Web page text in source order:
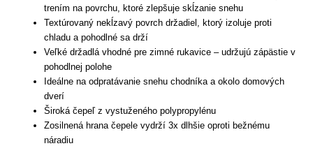
trením na povrchu, ktoré zlepšuje skĺzanie snehu
Textúrovaný nekĺzavý povrch držadiel, ktorý izoluje proti
chladu a pohodlné sa drží
Veľké držadlá vhodné pre zimné rukavice – udržujú zápästie v
pohodlnej polohe
Ideálne na odpratávanie snehu chodníka a okolo domových
dverí
Široká čepeľ z vystuženého polypropylénu
Zosilnená hrana čepele vydrží 3x dlhšie oproti bežnému
náradiu